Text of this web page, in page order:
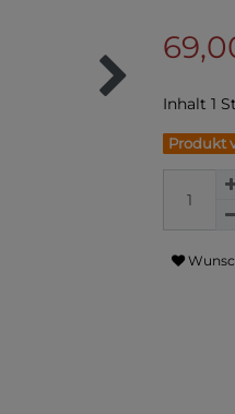
Inhalt 1
Produkt